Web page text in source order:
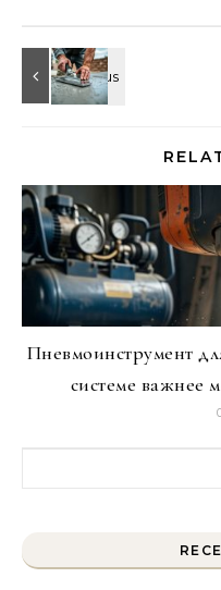
Пневмоинструмент
системе важнее